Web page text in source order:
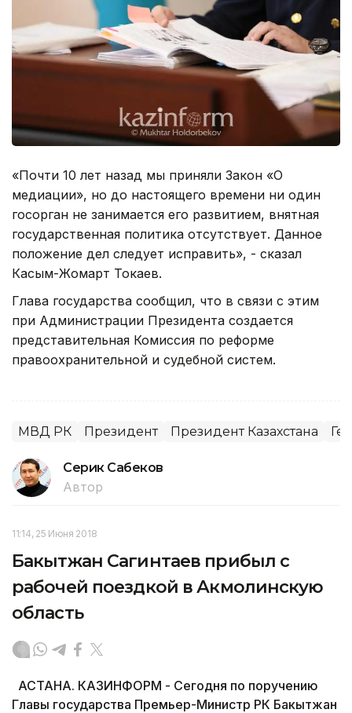
«Почти 10 лет назад мы приняли Закон «О
медиации», но до настоящего времени ни один
госорган не занимается его развитием, внятная
государственная политика отсутствует. Данное
положение дел следует исправить», - сказал
Касым-Жомарт Токаев.
Глава государства сообщил, что в связи с этим
при Администрации Президента создается
представительная Комиссия по реформе
правоохранительной и судебной систем.
МВД РК Президент Президент Казахстана
Серик Сабеков
Автор
11:14, 25 Июня 2018
Бакытжан Сагинтаев прибыл с
рабочей поездкой в Акмолинскую
область
АСТАНА. КАЗИНФОРМ - Сегодня по поручению
Главы государства Премьер-Министр РК Бакытжан